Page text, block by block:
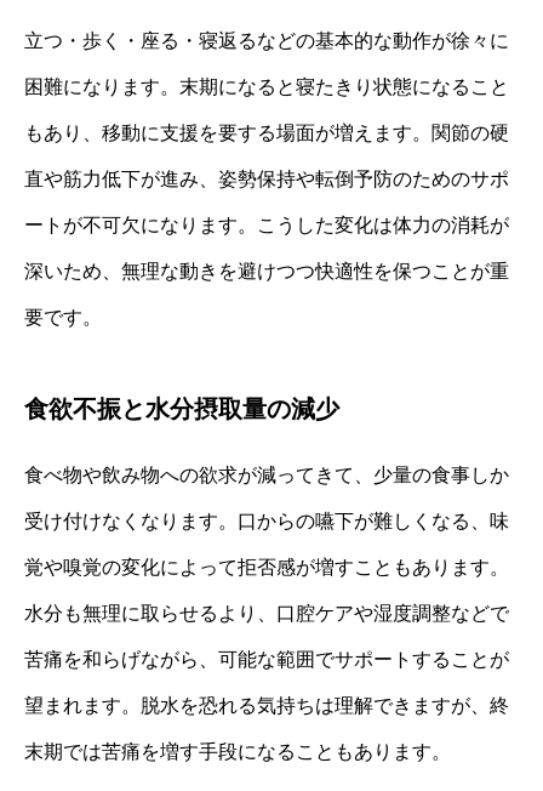
立つ・歩く・座る・寝返るなどの基本的な動作が徐々に
困難になります。末期になると寝たきり状態になること
もあり、移動に支援を要する場面が増えます。関節の硬
直や筋力低下が進み、姿勢保持や転倒予防のためのサポ
ートが不可欠になります。こうした変化は体力の消耗が
深いため、無理な動きを避けつつ快適性を保つことが重
要です。
食欲不振と水分摂取量の減少
食べ物や飲み物への欲求が減ってきて、少量の食事しか
受け付けなくなります。口からの嚥下が難しくなる、味
覚や嗅覚の変化によって拒否感が増すこともあります。
水分も無理に取らせるより、口腔ケアや湿度調整などで
苦痛を和らげながら、可能な範囲でサポートすることが
望まれます。脱水を恐れる気持ちは理解できますが、終
末期では苦痛を増す手段になることもあります。